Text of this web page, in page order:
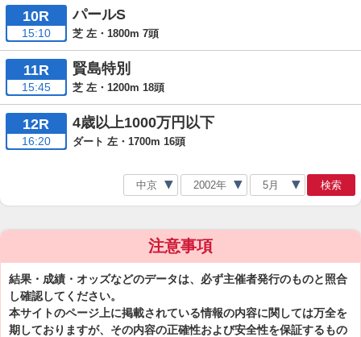
10R
15:10
パールS
芝 左・1800m 7頭
11R
15:45
賢島特別
芝 左・1200m 18頭
12R
16:20
4歳以上1000万円以下
ダート 左・1700m 16頭
検索
注意事項
結果・成績・オッズなどのデータは、必ず主催者発行のものと照合
し確認してください。
本サイトのページ上に掲載されている情報の内容に関しては万全を
期しておりますが、その内容の正確性および安全性を保証するもの